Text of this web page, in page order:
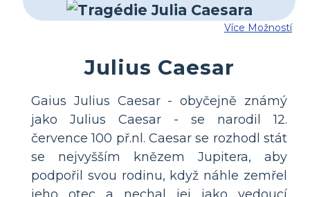
Více Možností
Julius Caesar
Gaius Julius Caesar - obyčejně známý
jako Julius Caesar - se narodil 12.
července 100 př.nl. Caesar se rozhodl stát
se nejvyšším knězem Jupitera, aby
podpořil svou rodinu, když náhle zemřel